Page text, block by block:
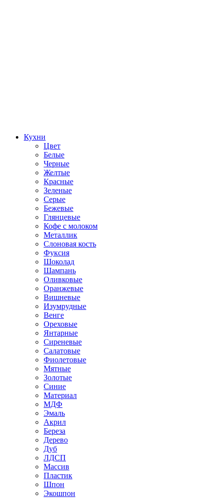
Кухни
Цвет
Белые
Черные
Желтые
Красные
Зеленые
Серые
Бежевые
Глянцевые
Кофе с молоком
Металлик
Слоновая кость
Фуксия
Шоколад
Шампань
Оливковые
Оранжевые
Вишневые
Изумрудные
Венге
Ореховые
Янтарные
Сиреневые
Салатовые
Фиолетовые
Мятные
Золотые
Синие
Материал
МДФ
Эмаль
Акрил
Береза
Дерево
Дуб
ЛДСП
Массив
Пластик
Шпон
Экошпон